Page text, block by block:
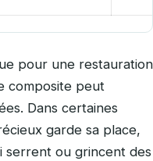
pour une restauration
composite peut
Dans certaines
garde sa place,
serrent ou grincent des